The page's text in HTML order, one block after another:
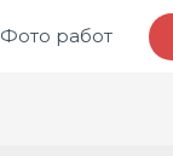
Фото работ